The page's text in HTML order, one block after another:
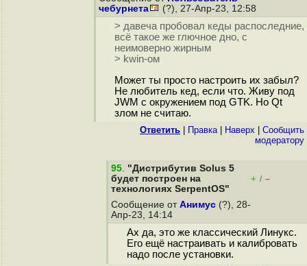
чебурнета
(?), 27-Апр-23, 12:58
> давеча пробовал кеды распоследние,
всё такое же глючное дно, с
неимоверно жирным
> kwin-ом
Может ты просто настроить их забыл?
Не любитель кед, если что. Живу под
JWM с окружением под GTK. Но Qt
злом не считаю.
Ответить Правка| Наверх
Cообщить
модератору
95. "Дистрибутив Solus 5
будет построен на
технологиях SerpentOS"
+ / –
Сообщение от Анимус (?), 28-
Апр-23, 14:14
Ах да, это же классический Линукс.
Его ещё настраивать и калибровать
надо после установки.